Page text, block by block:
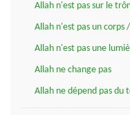
Allah n'est pas sur le
Allah n'est pas un corps
Allah n'est pas une
Allah ne change pas
Allah ne dépend pas du